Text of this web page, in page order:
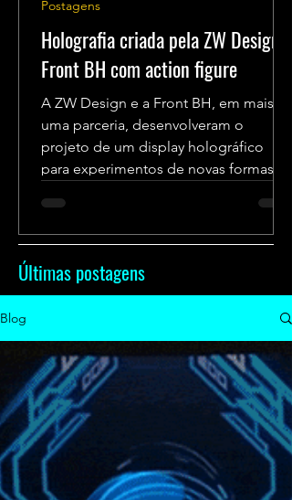
Holografia criada pela ZW Design e
Front BH com action figure
A ZW Design e a Front BH, em mais
uma parceria, desenvolveram o
projeto de um display holográfico
para experimentos de novas formas
Postagens
Últimas postagens
Blog